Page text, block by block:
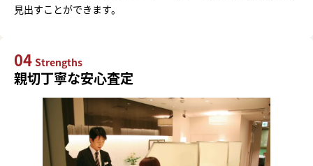
見出すことができます。
04 Strengths
親切丁寧な安心査定